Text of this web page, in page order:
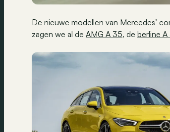
De nieuwe modellen van Mercedes’
zagen we al de AMG A 35, de berline A